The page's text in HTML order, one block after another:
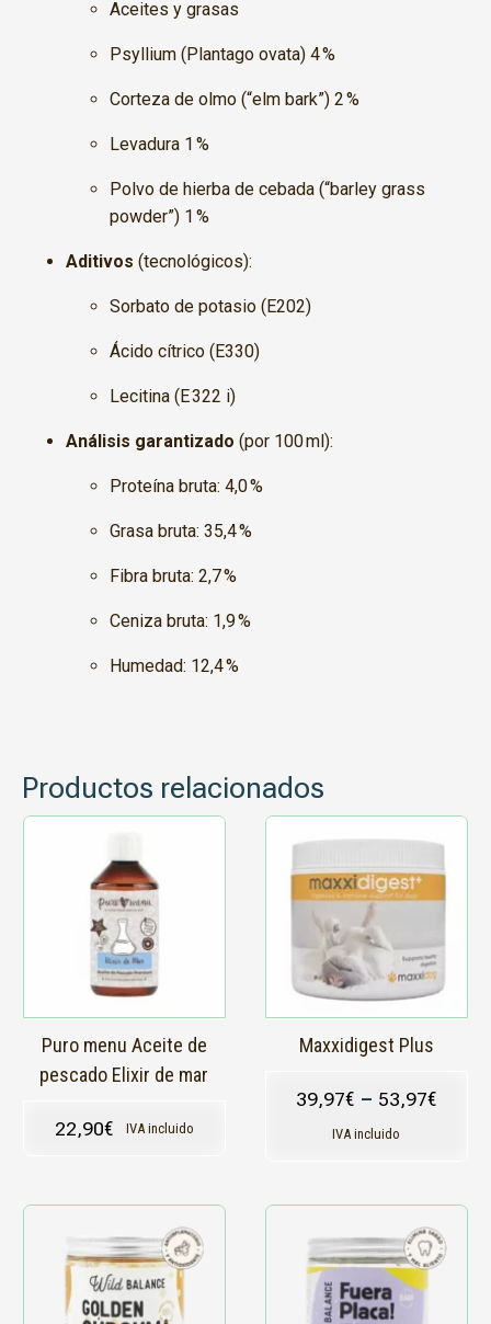
Aceites y grasas
Psyllium (Plantago ovata) 4 %
Corteza de olmo (“elm bark”) 2 %
Levadura 1 %
Polvo de hierba de cebada (“barley grass
powder”) 1 %
Aditivos (tecnológicos):
Sorbato de potasio (E202)
Ácido cítrico (E330)
Lecitina (E 322 i)
Análisis garantizado (por 100 ml):
Proteína bruta: 4,0 %
Grasa bruta: 35,4 %
Fibra bruta: 2,7 %
Ceniza bruta: 1,9 %
Humedad: 12,4 %
Productos relacionados
Puro menu Aceite de
pescado Elixir de mar
22,90€ IVA incluido
Maxxidigest Plus
39,97€ – 53,97€
IVA incluido
Este
producto
tiene
múltiples
variantes.
opciones
pueden
elegir
página